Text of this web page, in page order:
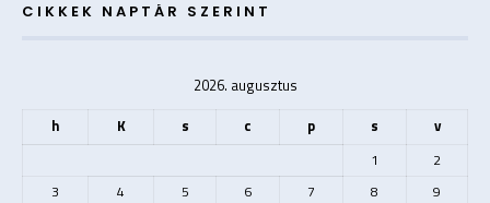
CIKKEK NAPTÁR SZERINT
2026. augusztus
h
K s c p s v
1
2
3
4 5 6 7 8
9